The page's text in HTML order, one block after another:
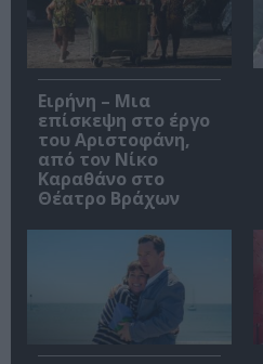
Ειρήνη – Μια
επίσκεψη στο έργο
του Αριστοφάνη,
από τον Νίκο
Καραθάνο στο
Θέατρο Βράχων